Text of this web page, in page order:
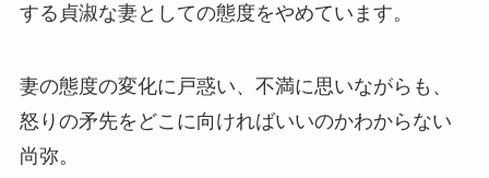
する貞淑な妻としての態度をやめています。
妻の態度の変化に戸惑い、不満に思いながらも、
怒りの矛先をどこに向ければいいのかわからない
尚弥。